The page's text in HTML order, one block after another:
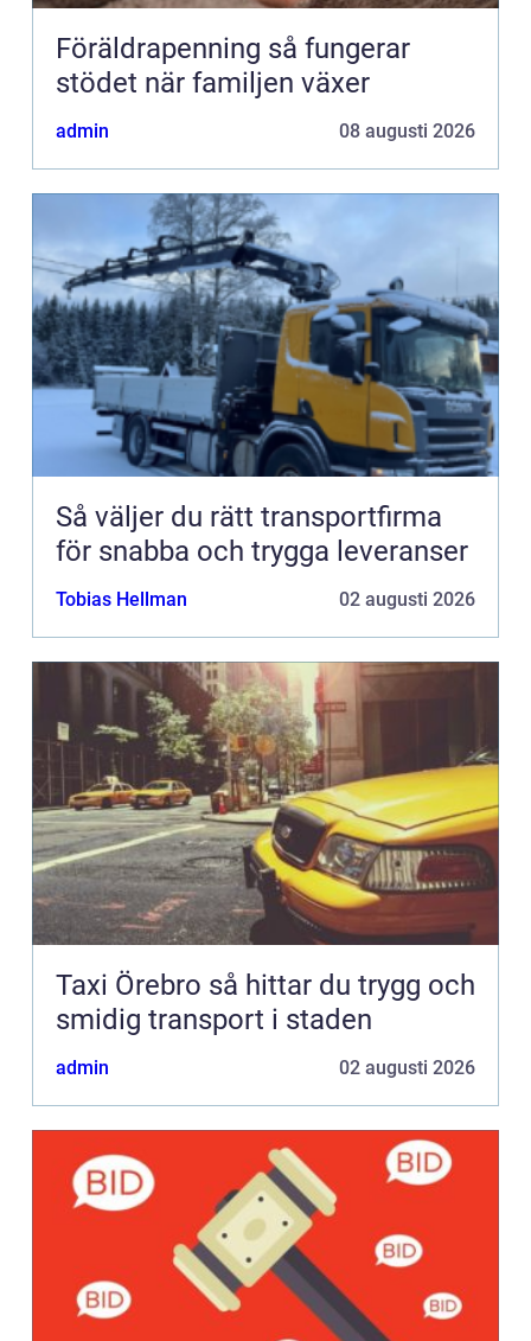
Föräldrapenning så fungerar
stödet när familjen växer
admin 08 augusti 2026
Så väljer du rätt transportfirma
för snabba och trygga leveranser
Tobias Hellman 02 augusti 2026
Taxi Örebro så hittar du trygg och
smidig transport i staden
admin 02 augusti 2026